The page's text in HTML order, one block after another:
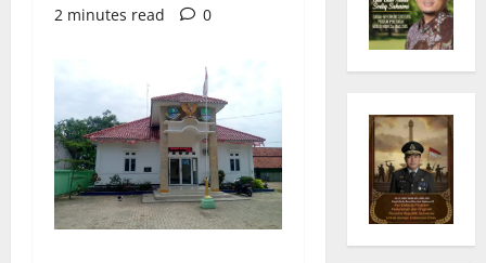
2 minutes read
0